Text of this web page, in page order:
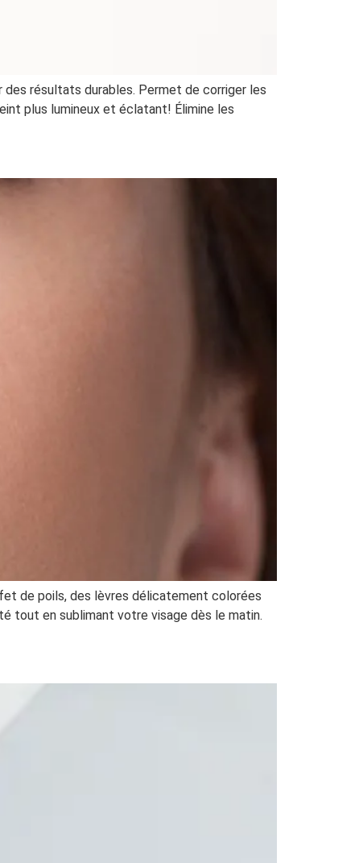
résultats durables. Permet de corriger les
plus lumineux et éclatant! Élimine les
de poils, des lèvres délicatement colorées
tout en sublimant votre visage dès le matin.